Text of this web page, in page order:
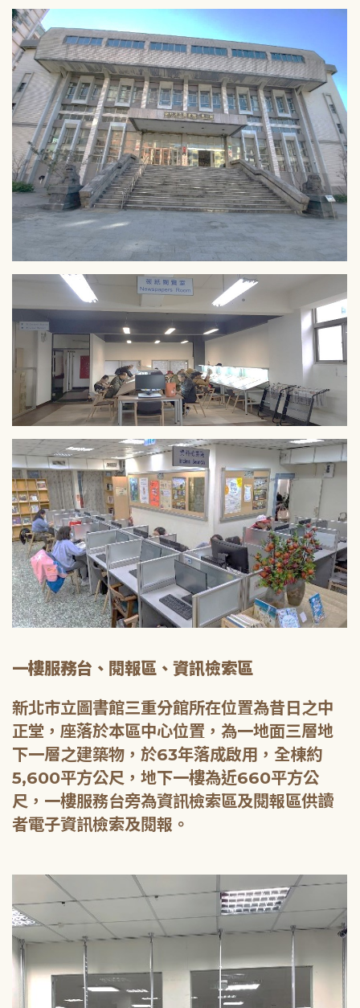
一樓服務台、閱報區、資訊檢索區
新北市立圖書館三重分館所在位置為昔日之中
正堂，座落於本區中心位置，為一地面三層地
下一層之建築物，於63年落成啟用，全棟約
5,600平方公尺，地下一樓為近660平方公
尺，一樓服務台旁為資訊檢索區及閱報區供讀
者電子資訊檢索及閱報。